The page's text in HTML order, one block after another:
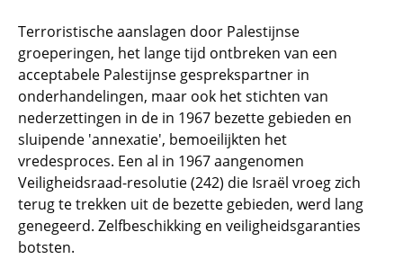
Terroristische aanslagen door Palestijnse
groeperingen, het lange tijd ontbreken van een
acceptabele Palestijnse gesprekspartner in
onderhandelingen, maar ook het stichten van
nederzettingen in de in 1967 bezette gebieden en
sluipende 'annexatie', bemoeilijkten het
vredesproces. Een al in 1967 aangenomen
Veiligheidsraad-resolutie (242) die Israël vroeg zich
terug te trekken uit de bezette gebieden, werd lang
genegeerd. Zelfbeschikking en veiligheidsgaranties
botsten.